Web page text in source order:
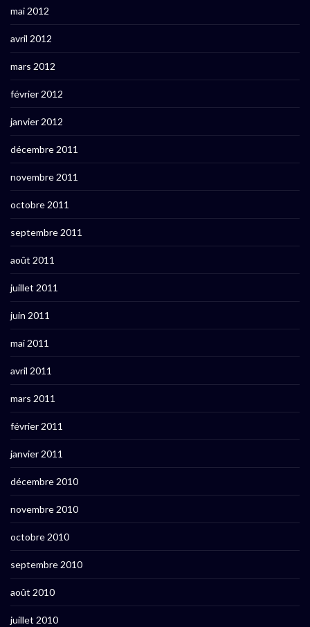
mai 2012
avril 2012
mars 2012
février 2012
janvier 2012
décembre 2011
novembre 2011
octobre 2011
septembre 2011
août 2011
juillet 2011
juin 2011
mai 2011
avril 2011
mars 2011
février 2011
janvier 2011
décembre 2010
novembre 2010
octobre 2010
septembre 2010
août 2010
juillet 2010